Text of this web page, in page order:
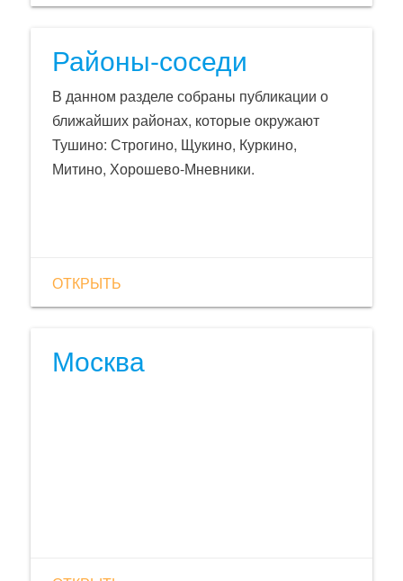
Районы-соседи
В данном разделе собраны публикации о
ближайших районах, которые окружают
Тушино: Строгино, Щукино, Куркино,
Митино, Хорошево-Мневники.
ОТКРЫТЬ
Москва